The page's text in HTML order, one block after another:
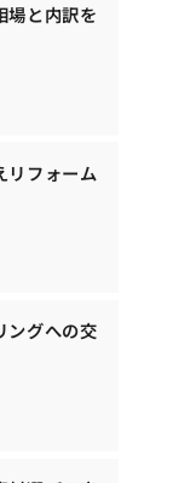
場と内訳を
リフォーム
ングへの交